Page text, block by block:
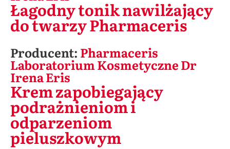
Łagodny tonik nawilżający
do twarzy Pharmaceris
Producent: Pharmaceris
Laboratorium Kosmetyczne Dr
Irena Eris
Krem zapobiegający
podrażnieniom i
odparzeniom
pieluszkowym